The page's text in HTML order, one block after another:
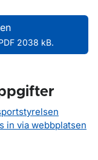
2038 kB.
in via webbplatsen